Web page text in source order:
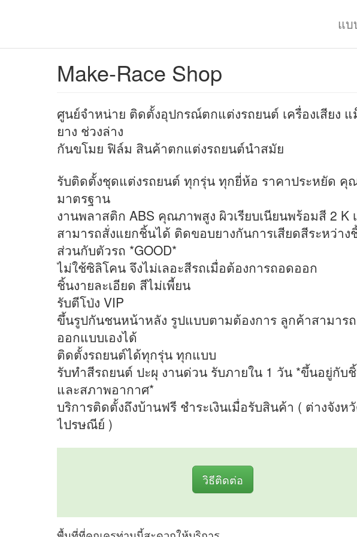
แ
Make-Race Shop
ศูนย์จำหน่าย ติดตั้งอุปกรณ์ตกแต่งรถยนต์ เครื่องเสียง
ยาง ช่วงล่าง
กันขโมย ฟิล์ม สินค้าตกแต่งรถยนต์นำสมัย
รับติดตั้งชุดแต่งรถยนต์ ทุกรุ่น ทุกยี่ห้อ ราคาประหยัด คุ
มาตรฐาน
งานพลาสติก ABS คุณภาพสูง ผิวเรียบเนียนพร้อมสี 2 K
สามารถสั่งแยกชิ้นได้ ติดขอบยางกันการเสียดสีระหว่าง
ส่วนกับตัวรถ *GOOD*
ไม่ใช้ซิลิโคน จึงไม่เลอะสีรถเมื่อต้องการถอดออก
ชิ้นงายละเอียด สีไม่เพี้ยน
รับตีโป่ง VIP
ขึ้นรูปกันชนหน้าหลัง รูปแบบตามต้องการ ลูกค้าสามารถ
ออกแบบเองได้
ติดตั้งรถยนต์ได้ทุกรุ่น ทุกแบบ
รับทำสีรถยนต์ ปะผุ งานด่วน รับภายใน 1 วัน *ขึ้นอยู่กับ
และสภาพอากาศ*
บริการติดตั้งถึงบ้านฟรี ชำระเงินเมื่อรับสินค้า ( ต่างจังห
ไปรษณีย์ )
วิธีติดต่อ